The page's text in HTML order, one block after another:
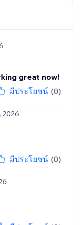
great now!
มีประโยชน์ (0)
2026
มีประโยชน์ (0)